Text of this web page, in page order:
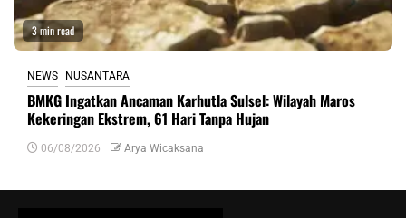
3 min read
NEWS NUSANTARA
BMKG Ingatkan Ancaman Karhutla Sulsel: Wilayah Maros
Kekeringan Ekstrem, 61 Hari Tanpa Hujan
06/08/2026 Arya Wicaksana